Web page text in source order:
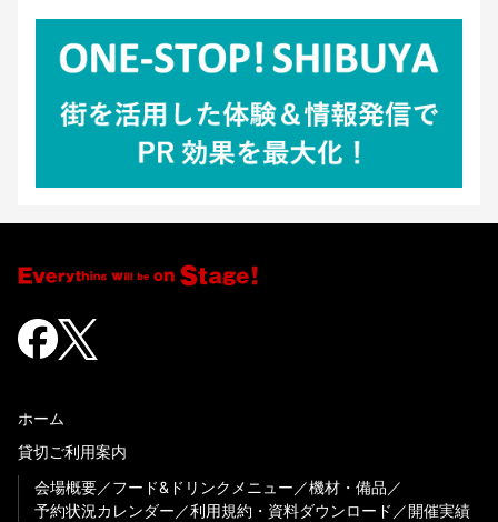
ホーム
貸切ご利用案内
会場概要
フード&ドリンクメニュー
機材・備品
予約状況カレンダー
利用規約・資料ダウンロード 開催実績